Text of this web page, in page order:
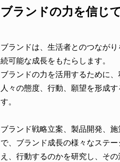
ブランドの力を信じ
ブランドは、生活者とのつなが
続可能な成長をもたらします。
ブランドの力を活用するために
人々の態度、行動、願望を形成
す。
ブランド戦略立案、製品開発、
で、ブランド成長の様々なステ
え、行動するのかを研究し、そ